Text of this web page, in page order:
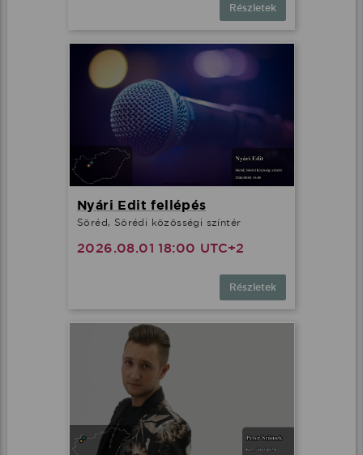
Részletek
Nyári Edit fellépés
Söréd, Sörédi közösségi színtér
2026.08.01 18:00 UTC+2
Részletek